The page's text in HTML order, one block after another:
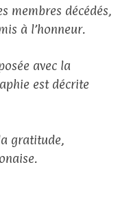
membres décédés,
à l’honneur.
avec la
est décrite
gratitude,